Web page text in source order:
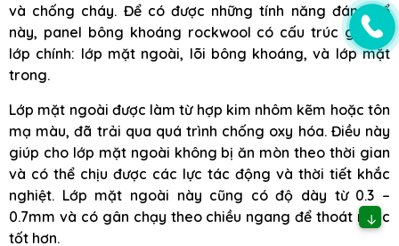
và chống cháy. Để có được những tính năng đáng kể
này, panel bông khoáng rockwool có cấu trúc gồm 3
lớp chính: lớp mặt ngoài, lõi bông khoáng, và lớp mặt
trong.
Lớp mặt ngoài được làm từ hợp kim nhôm kẽm hoặc tôn
mạ màu, đã trải qua quá trình chống oxy hóa. Điều này
giúp cho lớp mặt ngoài không bị ăn mòn theo thời gian
và có thể chịu được các lực tác động và thời tiết khắc
nghiệt. Lớp mặt ngoài này cũng có độ dày từ 0.3 –
0.7mm và có gân chạy theo chiều ngang để thoát nước
tốt hơn.
↓